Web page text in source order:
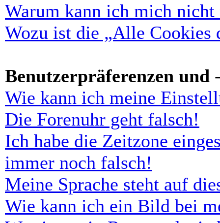
Warum kann ich mich nicht
Wozu ist die „Alle Cookies
Benutzerpräferenzen und
Wie kann ich meine
Die Forenuhr geht falsch!
Ich habe die Zeitzone
immer noch falsch!
Meine Sprache steht auf
Wie kann ich ein Bild bei